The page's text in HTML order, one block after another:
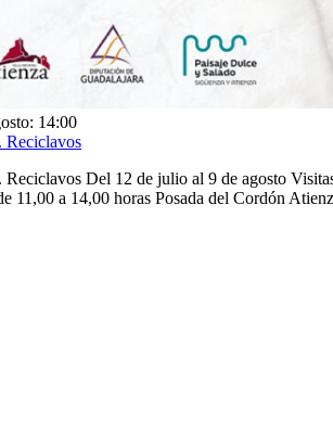
14:00
Reciclavos
Del 12 de julio al 9 de agosto
11,00 a 14,00 horas Posada del Cordón